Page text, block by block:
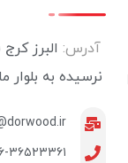
آدرس: البرز
نرسیده به
۰۲۶-